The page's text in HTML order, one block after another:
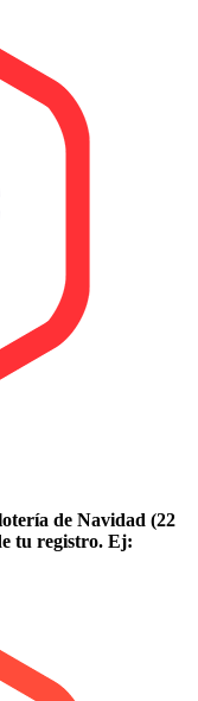
de Navidad (22
tu registro. Ej: